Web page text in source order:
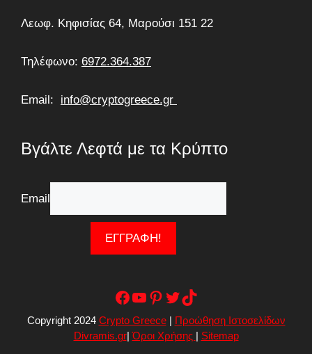
Λεωφ. Κηφισίας 64, Μαρούσι 151 22
Τηλέφωνο: 6972.364.387
Email: info@cryptogreece.gr
Βγάλτε Λεφτά με τα Κρύπτο
Email
Facebook
YouTube
Pinterest
Twitter
TikTok
Copyright 2024 Crypto Greece|
Προώθηση Ιστοσελίδων
Divramis.gr|Όροι Χρήσης Sitemap